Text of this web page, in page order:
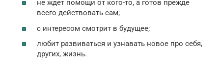
не ждет помощи от кого-то, а готов прежде
всего действовать сам;
с интересом смотрит в будущее;
любит развиваться и узнавать новое про себя,
других, жизнь.